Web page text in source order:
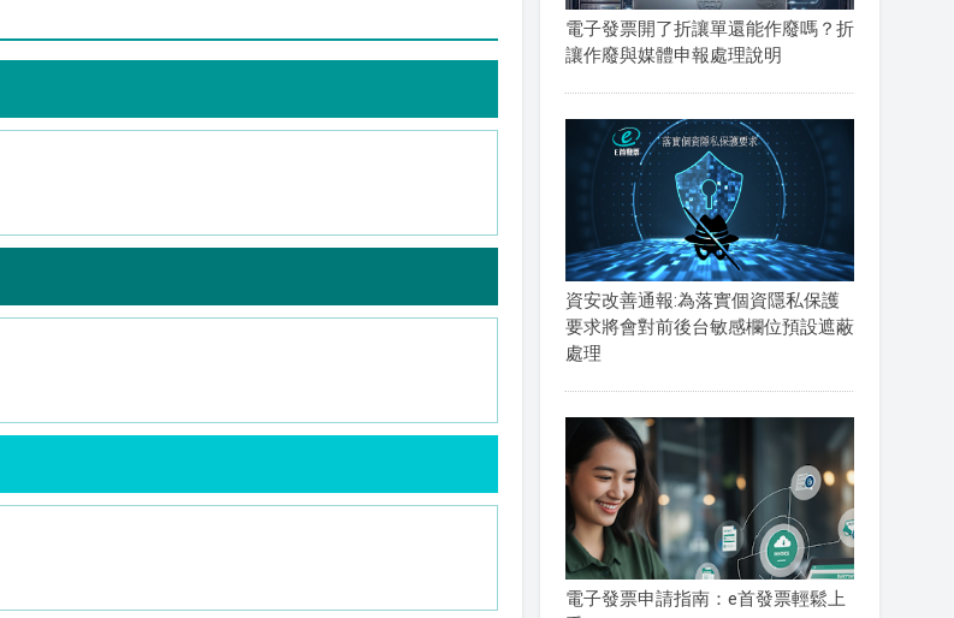
電子發票開了折讓單還能作廢嗎？折
讓作廢與媒體申報處理說明
資安改善通報:為落實個資隱私保護
要求將會對前後台敏感欄位預設遮蔽
處理
電子發票申請指南：e首發票輕鬆上